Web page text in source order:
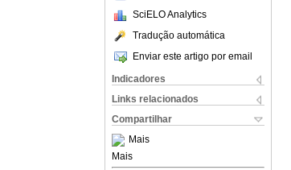
SciELO Analytics
Tradução automática
Enviar este artigo por email
Indicadores
Links relacionados
Compartilhar
Mais
Mais